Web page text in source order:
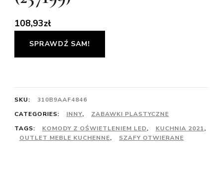
108,93zł
SPRAWDŹ SAM!
SKU:
310B9AAF4846
CATEGORIES:
INNY,
ZABAWKI PLASTYCZNE
TAGS:
KOMODY Z OŚWIETLENIEM LED, KUCHNIA 2021,
OUTLET MEBLE KUCHENNE, SZAFY OTWIERANE